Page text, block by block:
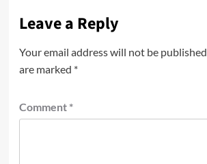
Leave a Reply
Your email address will not be published.
are marked *
Comment *